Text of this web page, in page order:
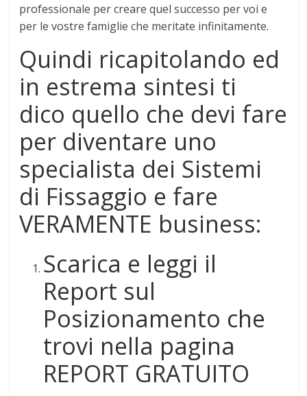
professionale per creare quel successo per voi e
per le vostre famiglie che meritate infinitamente.
Quindi ricapitolando ed
in estrema sintesi ti
dico quello che devi fare
per diventare uno
specialista dei Sistemi
di Fissaggio e fare
VERAMENTE business:
Scarica e leggi il
Report sul
Posizionamento che
trovi nella pagina
REPORT GRATUITO